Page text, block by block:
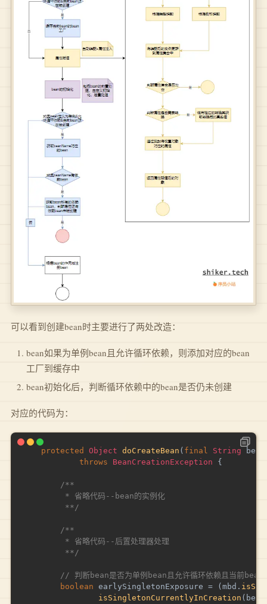
可以看到创建bean时主要进行了两处改造：
bean如果为单例bean且允许循环依赖，则添加对应的bean
工厂到缓存中
bean初始化后，判断循环依赖中的bean是否仍未创建
对应的代码为：
protected Object doCreateBean ( final String
throws
BeanCreationException {
/**
		 **/
/**
		 **/
// 判断bean是否为单例bean且允许循环依赖且当前bean
boolean earlySingletonExposure = ( mbd .
isSingletonCurrentlyInCreation (